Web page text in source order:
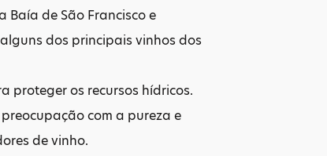
Baía de São Francisco e
dos principais vinhos dos
proteger os recursos hídricos.
com a pureza e
de vinho.